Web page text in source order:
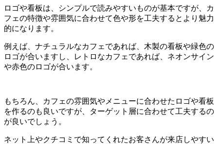
ロゴや看板は、シンプルで読みやすいものが基本ですが、カ
フェの特徴や雰囲気に合わせて色や形を工夫するとより魅力
的になります。
例えば、ナチュラルなカフェであれば、木製の看板や緑色の
ロゴが合いますし、レトロなカフェであれば、ネオンサイン
や赤色のロゴが合います。
もちろん、カフェの雰囲気やメニューに合わせたロゴや看板
を作るのも良いですが、ターゲット層に合わせて工夫するの
が良いでしょう。
ネット上やクチコミで知ってくれたお客さんが来店しやすい